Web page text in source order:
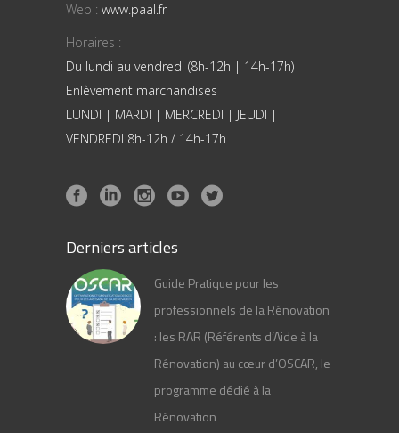
Web : www.paal.fr
Horaires :
Du lundi au vendredi (8h-12h | 14h-17h)
Enlèvement marchandises
LUNDI | MARDI | MERCREDI | JEUDI |
VENDREDI 8h-12h / 14h-17h
Derniers articles
Guide Pratique pour les
professionnels de la Rénovation
: les RAR (Référents d’Aide à la
Rénovation) au cœur d’OSCAR, le
programme dédié à la
Rénovation